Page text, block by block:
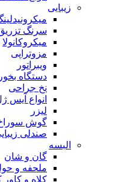
زیبایی
سرنگ
میکروکانولا
مزوتراپی
ویبراتور
دستگاه بخور
نخ جراحی
انواع آیس
لیزر
گوش
صندلی
البسه
گان و شان
ملحفه و
کلاه و